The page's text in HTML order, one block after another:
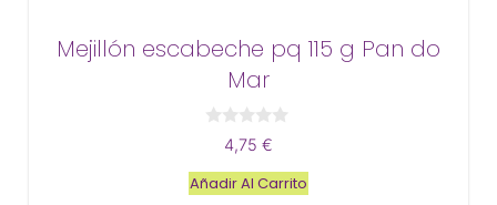
Mejillón escabeche pq 115 g Pan do
Mar
e
5
4,75 €
Añadir Al Carrito